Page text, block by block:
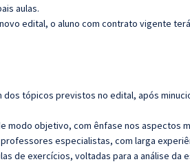
aulas.
edital, o aluno com contrato vigente
dos tópicos previstos no edital, após
modo objetivo, com ênfase nos aspectos
especialistas, com larga
de exercícios, voltadas para a análise da